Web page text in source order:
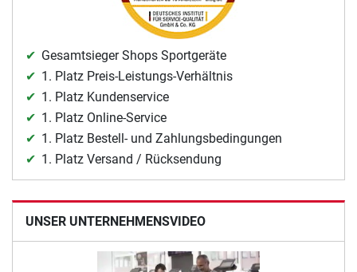
Gesamtsieger Shops Sportgeräte
1. Platz Preis-Leistungs-Verhältnis
1. Platz Kundenservice
1. Platz Online-Service
1. Platz Bestell- und Zahlungsbedingungen
1. Platz Versand / Rücksendung
UNSER UNTERNEHMENSVIDEO